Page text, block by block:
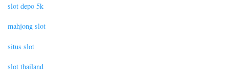
slot depo 5k
mahjong slot
situs slot
slot thailand